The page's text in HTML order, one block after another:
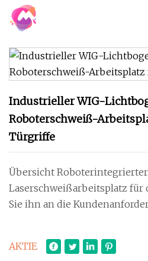
Industrieller WIG-
Roboterschweiß-
Türgriffe
Übersicht Roboterintegrierter
Laserschweißarbeitsplatz für
Sie ihn an die
AKTIE